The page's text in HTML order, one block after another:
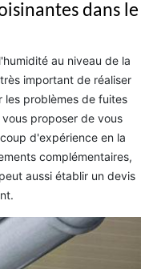
dans le
au niveau de la
important de réaliser
problèmes de fuites
proposer de vous
d'expérience en la
complémentaires,
aussi établir un devis